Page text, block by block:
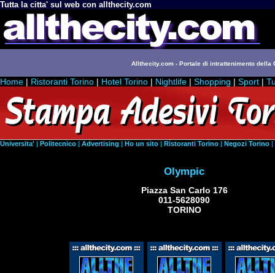
Tutta la citta' sul web con allthecity.com
Allthecity.com - Portale di intrattenimento della
Home | Ristoranti Torino | Hotel Torino | Nightlife | Shopping | Sport |
Universita' | Politecnico | Advertising | Ho un sito | Ristoranti Torino | Negozi Torino |
Olympic
Piazza San Carlo 176
011-5628090
TORINO